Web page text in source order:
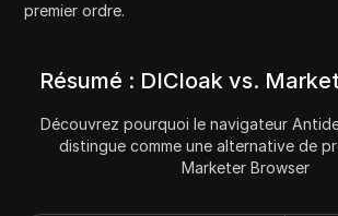
premier ordre.
Résumé : DICloak vs.
Découvrez pourquoi le navigateur
distingue comme une alternative de
Marketer Browser